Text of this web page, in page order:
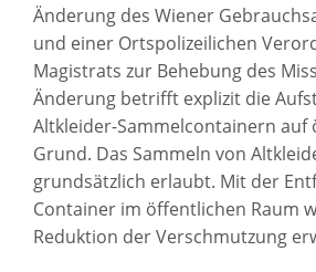
Änderung des Wiener
und einer Ortspolizeilichen
Magistrats zur Behebung des
Änderung betrifft explizit die
Altkleider-Sammelcontainern auf
Grund. Das Sammeln von
grundsätzlich erlaubt. Mit der
Container im öffentlichen Raum
Reduktion der Verschmutzung